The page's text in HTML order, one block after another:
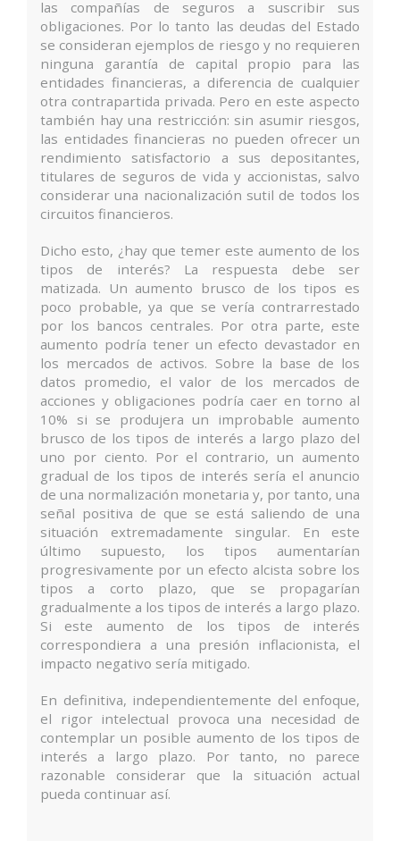
las compañías de seguros a suscribir sus
obligaciones. Por lo tanto las deudas del Estado
se consideran ejemplos de riesgo y no requieren
ninguna garantía de capital propio para las
entidades financieras, a diferencia de cualquier
otra contrapartida privada. Pero en este aspecto
también hay una restricción: sin asumir riesgos,
las entidades financieras no pueden ofrecer un
rendimiento satisfactorio a sus depositantes,
titulares de seguros de vida y accionistas, salvo
considerar una nacionalización sutil de todos los
circuitos financieros.
Dicho esto, ¿hay que temer este aumento de los
tipos de interés? La respuesta debe ser
matizada. Un aumento brusco de los tipos es
poco probable, ya que se vería contrarrestado
por los bancos centrales. Por otra parte, este
aumento podría tener un efecto devastador en
los mercados de activos. Sobre la base de los
datos promedio, el valor de los mercados de
acciones y obligaciones podría caer en torno al
10% si se produjera un improbable aumento
brusco de los tipos de interés a largo plazo del
uno por ciento. Por el contrario, un aumento
gradual de los tipos de interés sería el anuncio
de una normalización monetaria y, por tanto, una
señal positiva de que se está saliendo de una
situación extremadamente singular. En este
último supuesto, los tipos aumentarían
progresivamente por un efecto alcista sobre los
tipos a corto plazo, que se propagarían
gradualmente a los tipos de interés a largo plazo.
Si este aumento de los tipos de interés
correspondiera a una presión inflacionista, el
impacto negativo sería mitigado.
En definitiva, independientemente del enfoque,
el rigor intelectual provoca una necesidad de
contemplar un posible aumento de los tipos de
interés a largo plazo. Por tanto, no parece
razonable considerar que la situación actual
pueda continuar así.